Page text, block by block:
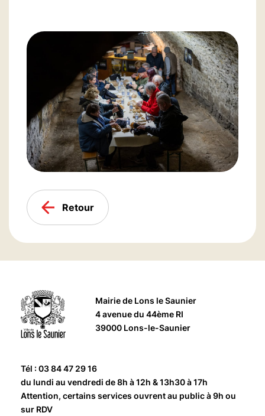
Retour
Mairie de Lons le Saunier
4 avenue du 44ème RI
39000 Lons-le-Saunier
Tél : 03 84 47 29 16
du lundi au vendredi de 8h à 12h & 13h30 à 17h
Attention, certains services ouvrent au public à 9h ou
sur RDV